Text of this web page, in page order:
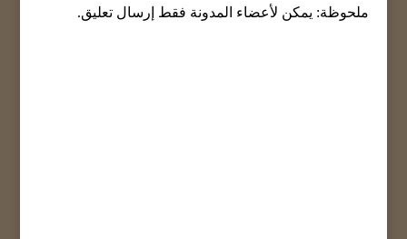
ملحوظة: يمكن لأعضاء المدونة فقط إرسال تعليق.